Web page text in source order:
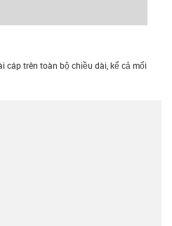
cáp trên toàn bộ chiều dài, kể cả mối